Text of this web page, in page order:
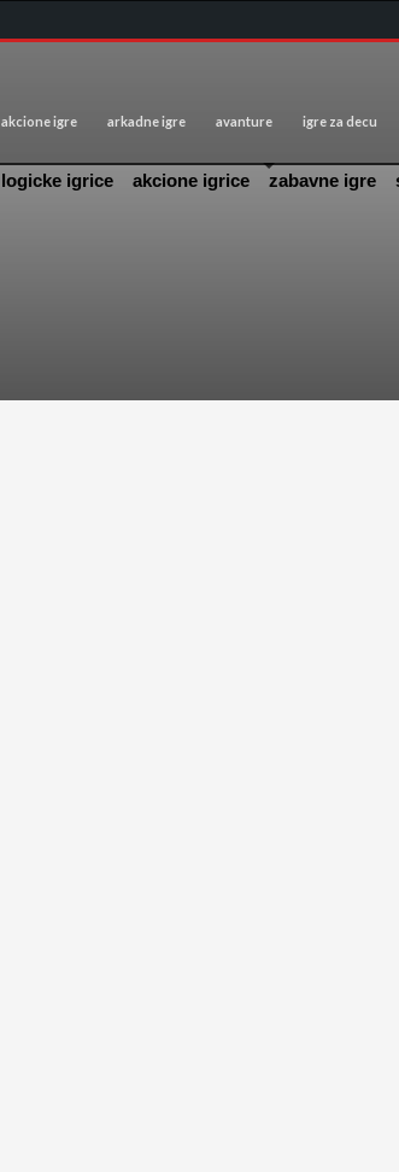
akcione igre arkadne igre avanture igre za decu
logicke igrice akcione igrice zabavne igre